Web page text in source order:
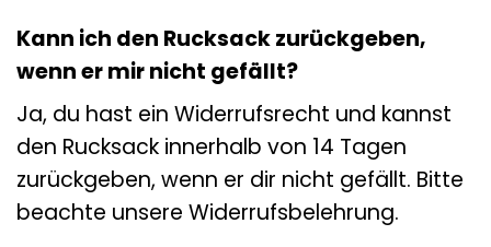
Kann ich den Rucksack zurückgeben,
wenn er mir nicht gefällt?
Ja, du hast ein Widerrufsrecht und kannst
den Rucksack innerhalb von 14 Tagen
zurückgeben, wenn er dir nicht gefällt. Bitte
beachte unsere Widerrufsbelehrung.